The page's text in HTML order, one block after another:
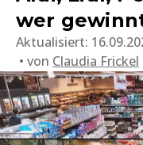
wer
Aktualisiert:
von Claudia Frickel